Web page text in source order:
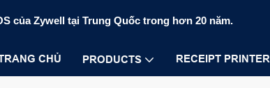
của Zywell tại Trung Quốc trong hơn 20 năm.
CHỦ PRODUCTS RECEIPT PRINTER